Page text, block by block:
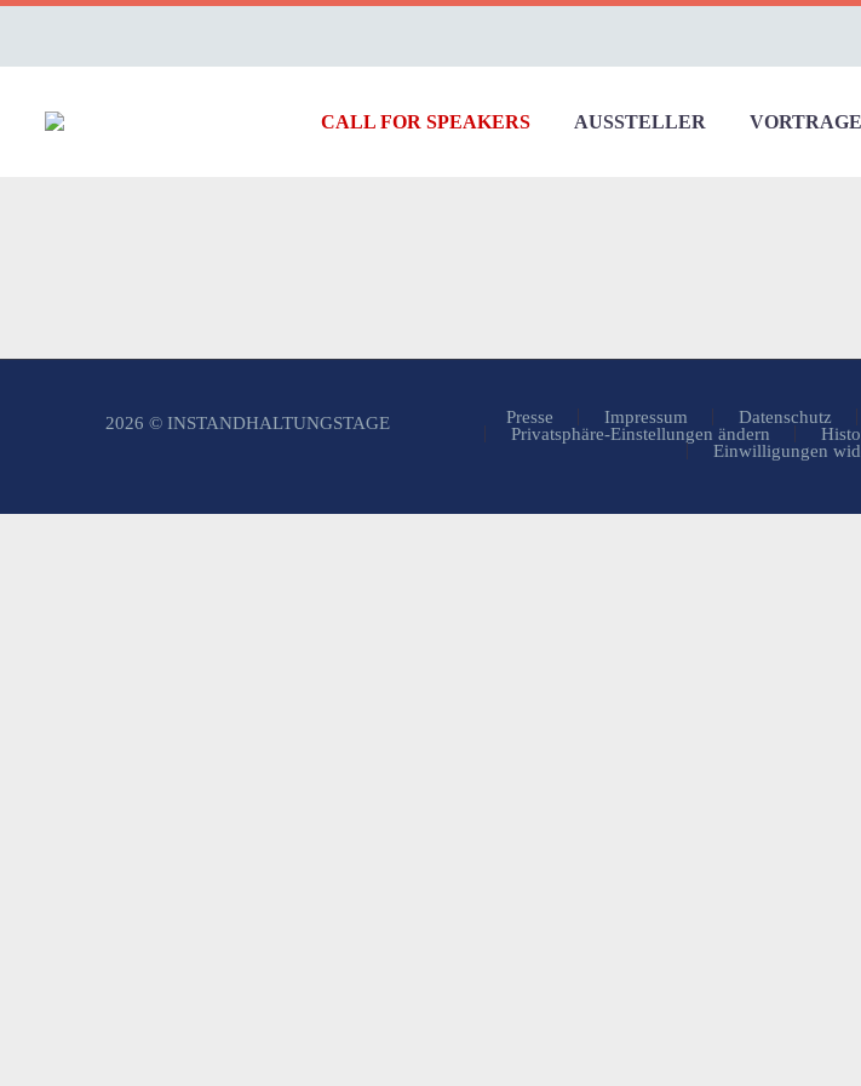
CALL FOR SPEAKERS AUSSTELLER
Presse Impressum Datenschutz
Privatsphäre-Einstellungen ändern
Einwilligungen
2026 © INSTANDHALTUNGSTAGE